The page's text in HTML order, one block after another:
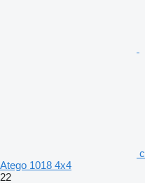
Atego 1018 4x4
22